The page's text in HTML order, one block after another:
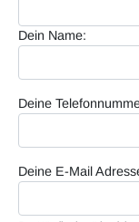
Dein Name:
Deine
Deine E-Mail